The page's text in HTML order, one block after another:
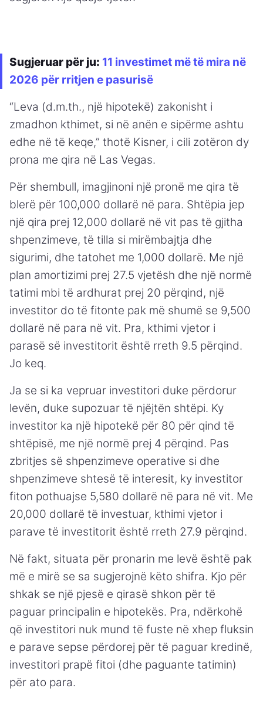
Sugjeruar për ju: 11 investimet më të mira në
2026 për rritjen e pasurisë
“Leva (d.m.th., një hipotekë) zakonisht i
zmadhon kthimet, si në anën e sipërme ashtu
edhe në të keqe,” thotë Kisner, i cili zotëron dy
prona me qira në Las Vegas.
Për shembull, imagjinoni një pronë me qira të
blerë për 100,000 dollarë në para. Shtëpia jep
një qira prej 12,000 dollarë në vit pas të gjitha
shpenzimeve, të tilla si mirëmbajtja dhe
sigurimi, dhe tatohet me 1,000 dollarë. Me një
plan amortizimi prej 27.5 vjetësh dhe një normë
tatimi mbi të ardhurat prej 20 përqind, një
investitor do të fitonte pak më shumë se 9,500
dollarë në para në vit. Pra, kthimi vjetor i
parasë së investitorit është rreth 9.5 përqind.
Jo keq.
Ja se si ka vepruar investitori duke përdorur
levën, duke supozuar të njëjtën shtëpi. Ky
investitor ka një hipotekë për 80 për qind të
shtëpisë, me një normë prej 4 përqind. Pas
zbritjes së shpenzimeve operative si dhe
shpenzimeve shtesë të interesit, ky investitor
fiton pothuajse 5,580 dollarë në para në vit. Me
20,000 dollarë të investuar, kthimi vjetor i
parave të investitorit është rreth 27.9 përqind.
Në fakt, situata për pronarin me levë është pak
më e mirë se sa sugjerojnë këto shifra. Kjo për
shkak se një pjesë e qirasë shkon për të
paguar principalin e hipotekës. Pra, ndërkohë
që investitori nuk mund të fuste në xhep fluksin
e parave sepse përdorej për të paguar kredinë,
investitori prapë fitoi (dhe paguante tatimin)
për ato para.